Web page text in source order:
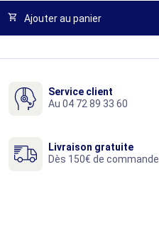
 Ajouter au panier
Service client
Au 04 72 89 33 60
Livraison gratuite
Dès 150€ de commande